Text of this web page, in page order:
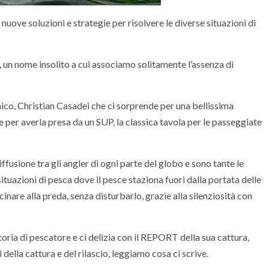
soluzioni e strategie per risolvere le diverse situazioni di
nome insolito a cui associamo solitamente l’assenza di
Christian Casadei che ci sorprende per una bellissima
averla presa da un SUP, la classica tavola per le passeggiate
tra gli angler di ogni parte del globo e sono tante le
di pesca dove il pesce staziona fuori dalla portata delle
alla preda, senza disturbarlo, grazie alla silenziosità con
di pescatore e ci delizia con il REPORT della sua cattura,
cattura e del rilascio, leggiamo cosa ci scrive.